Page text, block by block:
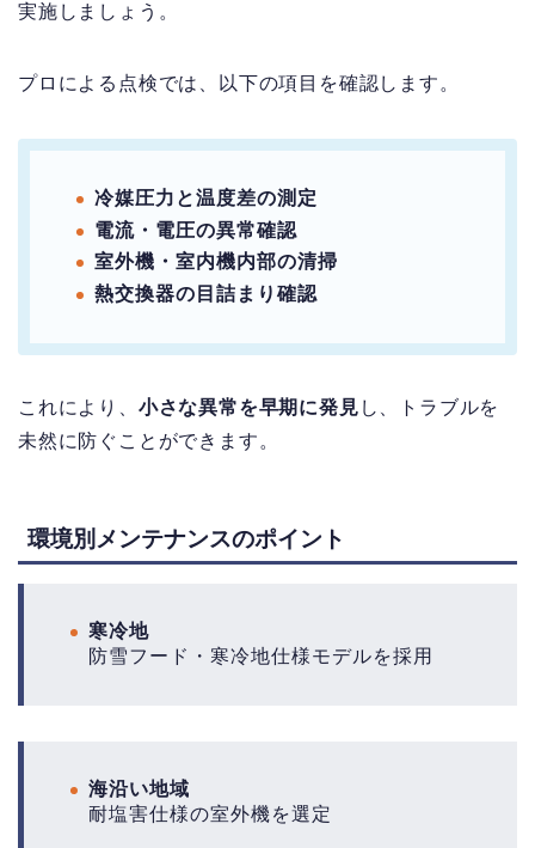
実施しましょう。
プロによる点検では、以下の項目を確認します。
冷媒圧力と温度差の測定
電流・電圧の異常確認
室外機・室内機内部の清掃
熱交換器の目詰まり確認
これにより、 小さな異常を早期に発見 し、トラブルを
未然に防ぐことができます。
環境別メンテナンスのポイント
寒冷地
防雪フード・寒冷地仕様モデルを採用
海沿い地域
耐塩害仕様の室外機を選定